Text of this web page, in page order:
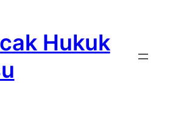
Hukuk